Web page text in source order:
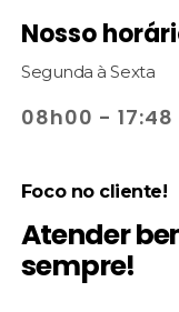
Nosso
Segunda à Sexta
08h00 - 17:48
Foco no cliente!
Atender
sempre!